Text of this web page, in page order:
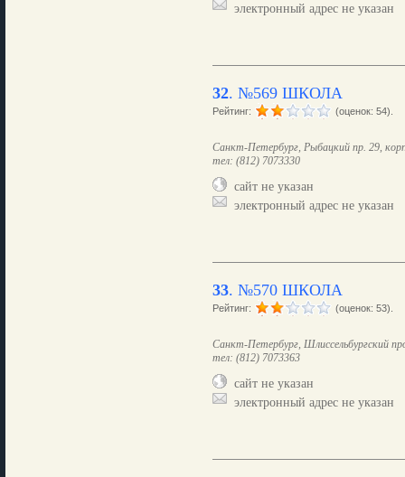
электронный адрес не указан
32. №569 ШКОЛА
Рейтинг: (оценок: 54).
Санкт-Петербург, Рыбацкий пр. 29,
тел: (812) 7073330
сайт не указан
электронный адрес не указан
33. №570 ШКОЛА
Рейтинг: (оценок: 53).
Санкт-Петербург, Шлиссельбургский
тел: (812) 7073363
сайт не указан
электронный адрес не указан